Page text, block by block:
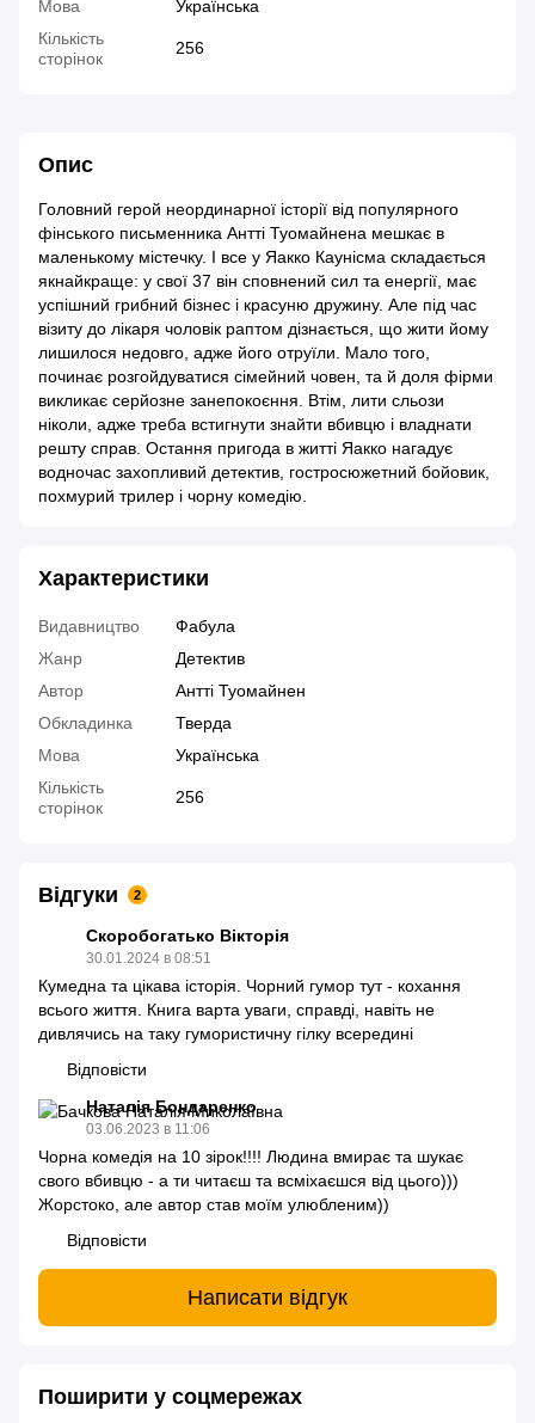
Мова
Українська
Кількість
сторінок
256
Опис
Головний герой неординарної історії від популярного
фінського письменника Антті Туомайнена мешкає в
маленькому містечку. І все у Яакко Каунісма складається
якнайкраще: у свої 37 він сповнений сил та енергії, має
успішний грибний бізнес і красуню дружину. Але під час
візиту до лікаря чоловік раптом дізнається, що жити йому
лишилося недовго, адже його отруїли. Мало того,
починає розгойдуватися сімейний човен, та й доля фірми
викликає серйозне занепокоєння. Втім, лити сльози
ніколи, адже треба встигнути знайти вбивцю і владнати
решту справ. Остання пригода в житті Яакко нагадує
водночас захопливий детектив, гостросюжетний бойовик,
похмурий трилер і чорну комедію.
Характеристики
Видавництво
Фабула
Жанр
Детектив
Автор
Антті Туомайнен
Обкладинка
Тверда
Мова
Українська
Кількість
сторінок
256
Відгуки 2
Скоробогатько Вікторія
30.01.2024 в 08:51
Кумедна та цікава історія. Чорний гумор тут - кохання
всього життя. Книга варта уваги, справді, навіть не
дивлячись на таку гумористичну гілку всередині
Відповісти
Наталія Бондаренко
03.06.2023 в 11:06
Чорна комедія на 10 зірок!!!! Людина вмирає та шукає
свого вбивцю - а ти читаєш та всміхаєшся від цього)))
Жорстоко, але автор став моїм улюбленим))
Відповісти
Написати відгук
Поширити у соцмережах